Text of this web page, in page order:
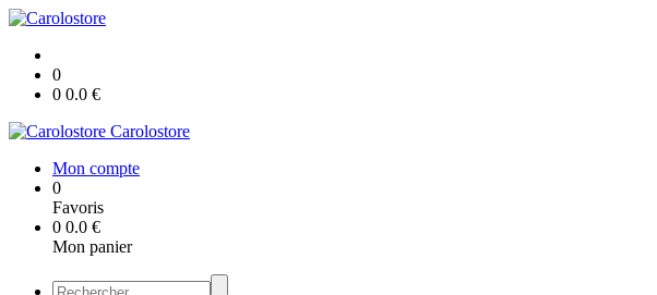
0
0 0.0 €
Carolostore
Mon compte
0
Favoris
0 0.0 €
Mon panier